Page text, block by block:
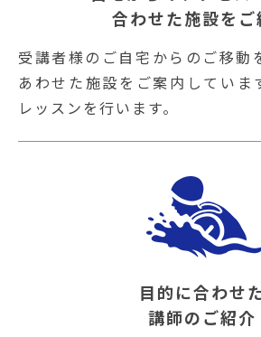
合わせた施設をご
受講者様のご自宅からのご移動
あわせた施設をご案内していま
レッスンを行います。
目的に合わせ
講師のご紹介